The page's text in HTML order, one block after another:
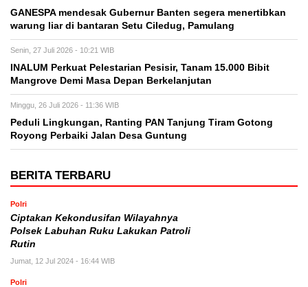
GANESPA mendesak Gubernur Banten segera menertibkan
warung liar di bantaran Setu Ciledug, Pamulang
Senin, 27 Juli 2026 - 10:21 WIB
INALUM Perkuat Pelestarian Pesisir, Tanam 15.000 Bibit
Mangrove Demi Masa Depan Berkelanjutan
Minggu, 26 Juli 2026 - 11:36 WIB
Peduli Lingkungan, Ranting PAN Tanjung Tiram Gotong
Royong Perbaiki Jalan Desa Guntung
BERITA TERBARU
Polri
Ciptakan Kekondusifan Wilayahnya
Polsek Labuhan Ruku Lakukan Patroli
Rutin
Jumat, 12 Jul 2024 - 16:44 WIB
Polri